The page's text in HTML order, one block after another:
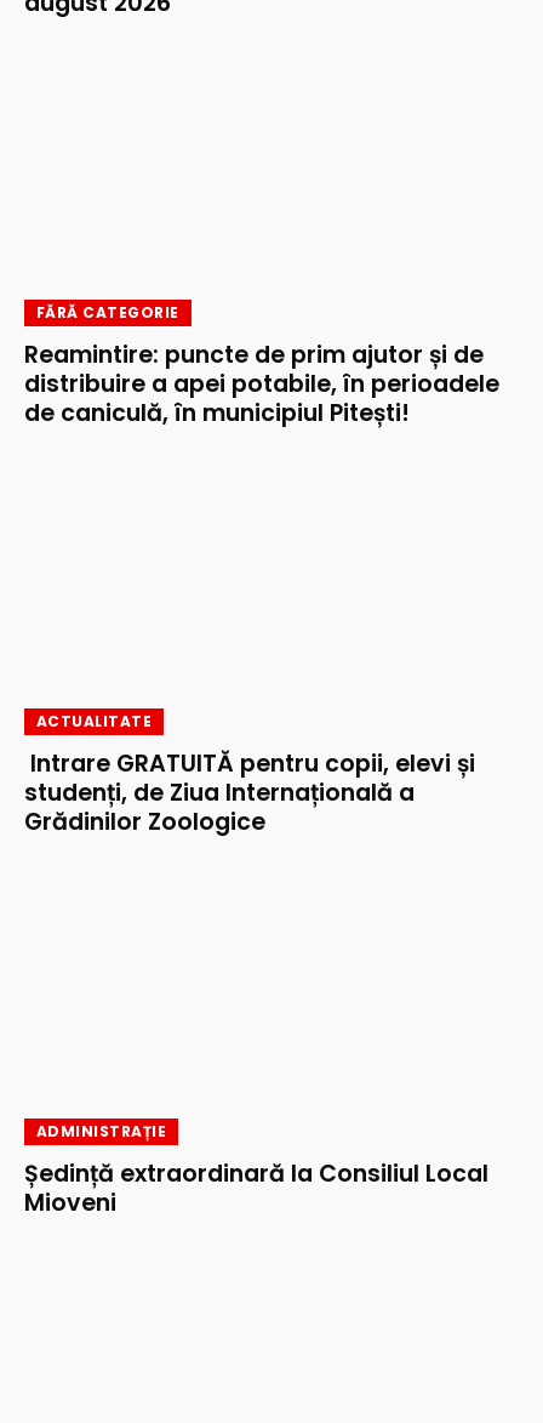
FĂRĂ CATEGORIE
Reamintire: puncte de prim ajutor și de
distribuire a apei potabile, în perioadele
de caniculă, în municipiul Pitești!
ACTUALITATE
Intrare GRATUITĂ pentru copii, elevi și
studenți, de Ziua Internațională a
Grădinilor Zoologice
ADMINISTRAȚIE
Ședință extraordinară la Consiliul Local
Mioveni